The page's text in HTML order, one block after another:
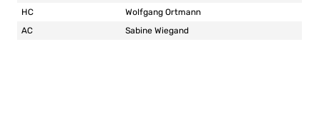
HC
Wolfgang Ortmann
AC
Sabine Wiegand